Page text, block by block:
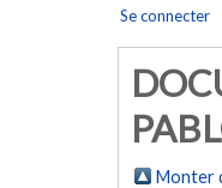
Se connecter
Monter